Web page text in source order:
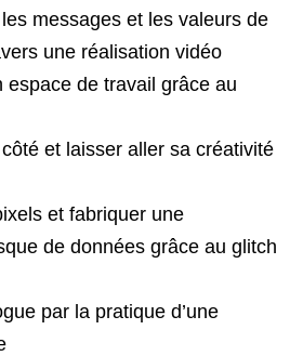
messages et les valeurs de
une réalisation vidéo
espace de travail grâce au
et laisser aller sa créativité
et fabriquer une
de données grâce au glitch
par la pratique d’une